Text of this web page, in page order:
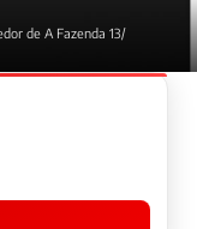
de A Fazenda 13/